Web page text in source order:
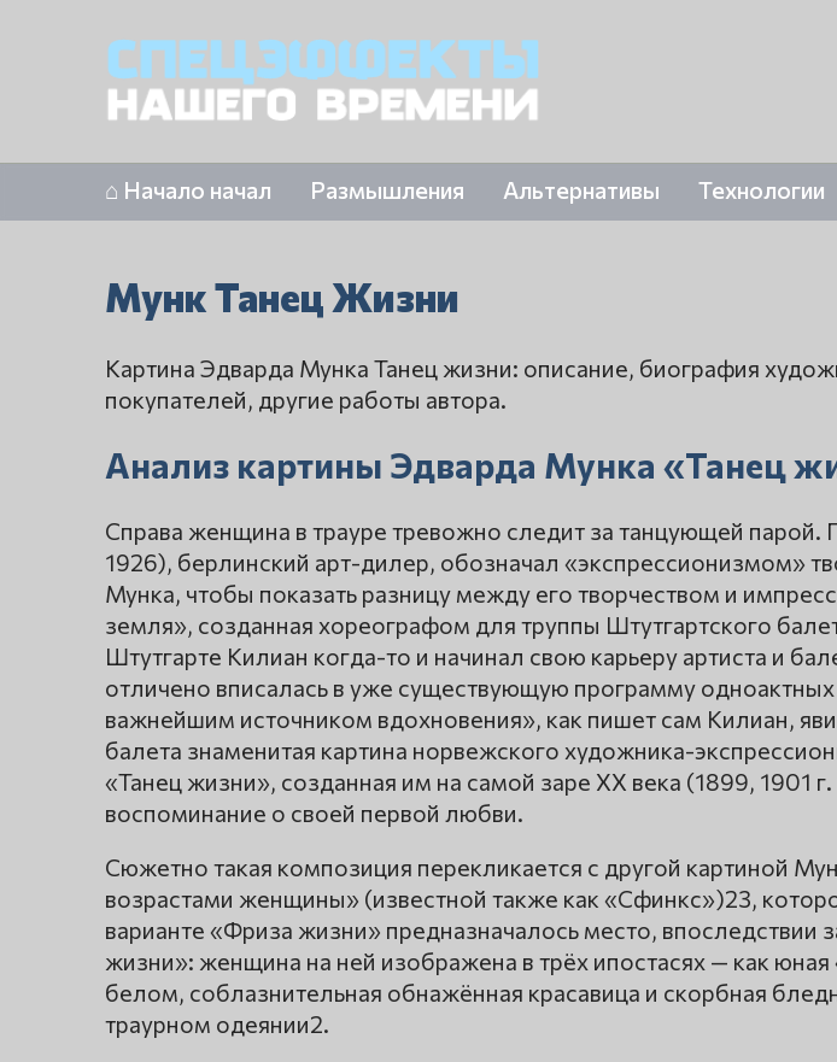
⌂ Начало начал Размышления Альтернативы Технологии
Мунк Танец Жизни
Картина Эдварда Мунка Танец жизни: описание, биография
покупателей, другие работы автора.
Анализ картины Эдварда Мунка «Танец
Справа женщина в трауре тревожно следит за танцующей парой.
1926), берлинский арт-дилер, обозначал «экспрессионизмом»
Мунка, чтобы показать разницу между его творчеством и
земля», созданная хореографом для труппы Штутгартского
Штутгарте Килиан когда-то и начинал свою карьеру артиста и
отличено вписалась в уже существующую программу
важнейшим источником вдохновения», как пишет сам Килиан,
балета знаменитая картина норвежского художника-
«Танец жизни», созданная им на самой заре XX века (1899, 1901 г.
воспоминание о своей первой любви.
Сюжетно такая композиция перекликается с другой картиной
возрастами женщины» (известной также как «Сфинкс»)23,
варианте «Фриза жизни» предназначалось место, впоследствии
жизни»: женщина на ней изображена в трёх ипостасях — как юная
белом, соблазнительная обнажённая красавица и скорбная
траурном одеянии2.